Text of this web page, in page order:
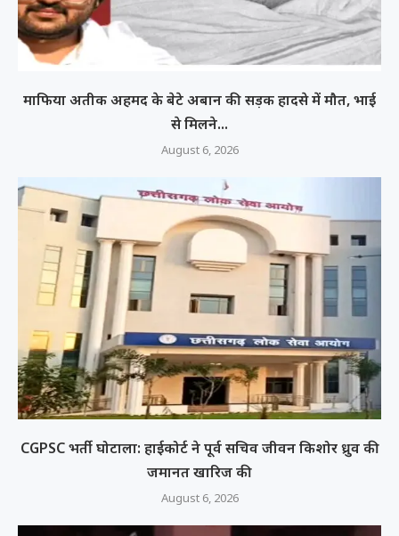
माफिया अतीक अहमद के बेटे अबान की सड़क हादसे में मौत, भाई
से मिलने...
August 6, 2026
CGPSC भर्ती घोटाला: हाईकोर्ट ने पूर्व सचिव जीवन किशोर ध्रुव की
जमानत खारिज की
August 6, 2026